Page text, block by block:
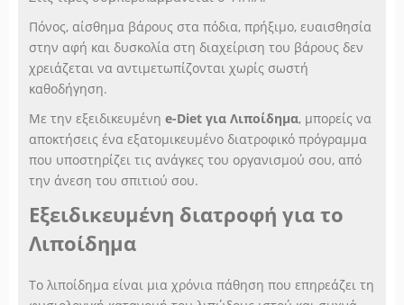
Πόνος, αίσθημα βάρους στα πόδια, πρήξιμο, ευαισθησία
στην αφή και δυσκολία στη διαχείριση του βάρους δεν
χρειάζεται να αντιμετωπίζονται χωρίς σωστή
καθοδήγηση.
Με την εξειδικευμένη e-Diet για Λιποίδημα, μπορείς να
αποκτήσεις ένα εξατομικευμένο διατροφικό πρόγραμμα
που υποστηρίζει τις ανάγκες του οργανισμού σου, από
την άνεση του σπιτιού σου.
Εξειδικευμένη διατροφή για το
Λιποίδημα
Το λιποίδημα είναι μια χρόνια πάθηση που επηρεάζει τη